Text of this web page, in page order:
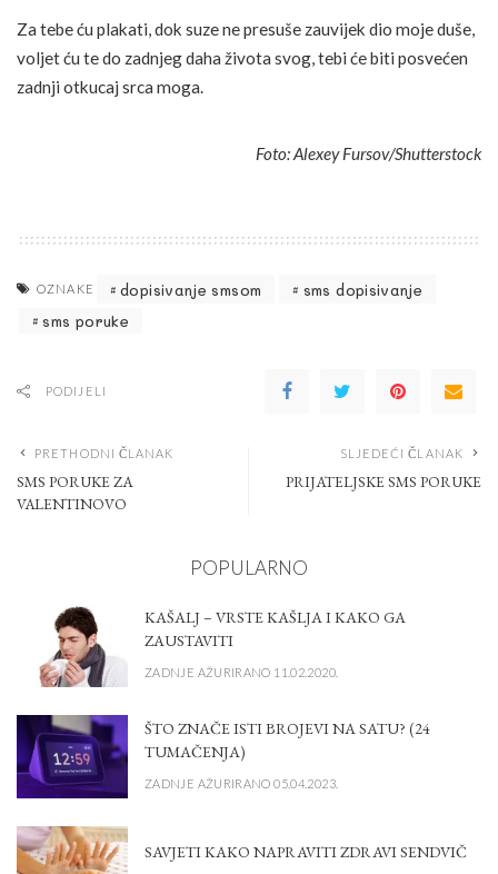
Za tebe ću plakati, dok suze ne presuše zauvijek dio moje duše,
voljet ću te do zadnjeg daha života svog, tebi će biti posvećen
zadnji otkucaj srca moga.
Foto: Alexey Fursov/Shutterstock
OZNAKE dopisivanje smsom
sms dopisivanje
sms poruke
PODIJELI
PRETHODNI ČLANAK
SMS PORUKE ZA
VALENTINOVO
SLJEDEĆI ČLANAK
PRIJATELJSKE SMS PORUKE
POPULARNO
KAŠALJ – VRSTE KAŠLJA I KAKO GA
ZAUSTAVITI
ZADNJE AŽURIRANO 11.02.2020.
ŠTO ZNAČE ISTI BROJEVI NA SATU? (24
TUMAČENJA)
ZADNJE AŽURIRANO 05.04.2023.
SAVJETI KAKO NAPRAVITI ZDRAVI SENDVIČ